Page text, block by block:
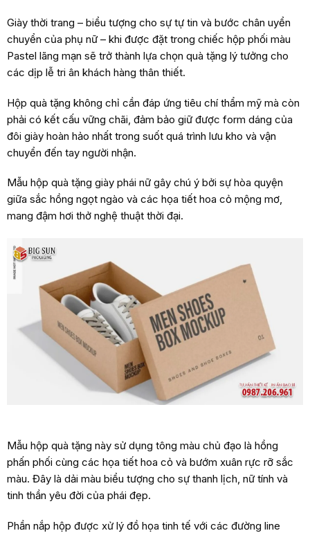
Giày thời trang – biểu tượng cho sự tự tin và bước chân uyển
chuyển của phụ nữ – khi được đặt trong chiếc hộp phối màu
Pastel lãng mạn sẽ trở thành lựa chọn quà tặng lý tưởng cho
các dịp lễ tri ân khách hàng thân thiết.
Hộp quà tặng không chỉ cần đáp ứng tiêu chí thẩm mỹ mà còn
phải có kết cấu vững chãi, đảm bảo giữ được form dáng của
đôi giày hoàn hảo nhất trong suốt quá trình lưu kho và vận
chuyển đến tay người nhận.
Mẫu hộp quà tặng giày phái nữ gây chú ý bởi sự hòa quyện
giữa sắc hồng ngọt ngào và các họa tiết hoa cỏ mộng mơ,
mang đậm hơi thở nghệ thuật thời đại.
Mẫu hộp quà tặng này sử dụng tông màu chủ đạo là hồng
phấn phối cùng các họa tiết hoa cỏ và bướm xuân rực rỡ sắc
màu. Đây là dải màu biểu tượng cho sự thanh lịch, nữ tính và
tinh thần yêu đời của phái đẹp.
Phần nắp hộp được xử lý đồ họa tinh tế với các đường line